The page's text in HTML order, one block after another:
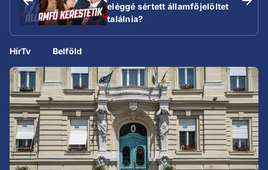
eléggé sértett államfőjelöltet
találnia?
HírTv Belföld